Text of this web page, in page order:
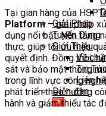
Giải Pháp
Tuyển Dụng
Giới Thiệu
Về
Tin
Liên hệ
Diễn đàn
Tại gian hàng của
Platform– giải pháp
dụng nổi bật. Nền tảng
thực, giúp tối ưu hiệu
quyết định. Đồng thời,
sát và bảo mật thông
trong lĩnh vực công
phát triển theo hướng
hành và giảm thiểu tác